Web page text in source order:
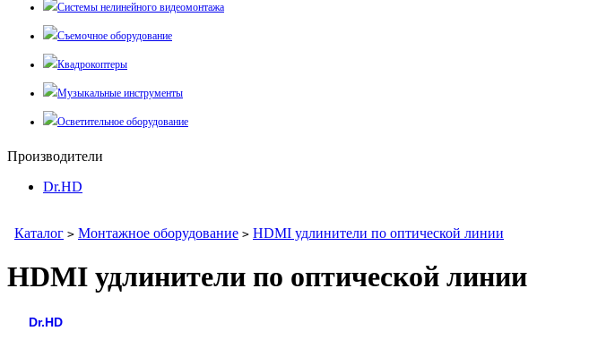
Системы нелинейного видеомонтажа
Съемочное оборудование
Квадрокоптеры
Музыкальные инструменты
Осветительное оборудование
Производители
Dr.HD
Каталог > Монтажное оборудование > HDMI удлинители по оптической линии
HDMI удлинители по оптической линии
Dr.HD